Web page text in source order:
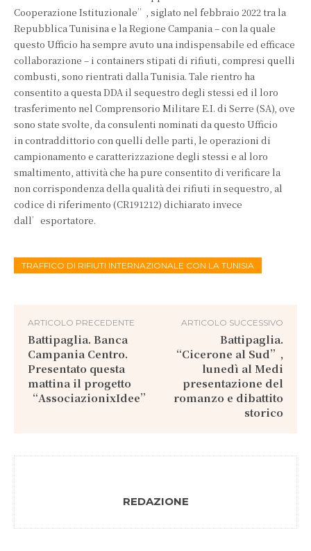
Cooperazione Istituzionale”, siglato nel febbraio 2022 tra la
Repubblica Tunisina e la Regione Campania – con la quale
questo Ufficio ha sempre avuto una indispensabile ed efficace
collaborazione – i containers stipati di rifiuti, compresi quelli
combusti, sono rientrati dalla Tunisia. Tale rientro ha
consentito a questa DDA il sequestro degli stessi ed il loro
trasferimento nel Comprensorio Militare E.I. di Serre (SA), ove
sono state svolte, da consulenti nominati da questo Ufficio
in contraddittorio con quelli delle parti, le operazioni di
campionamento e caratterizzazione degli stessi e al loro
smaltimento, attività che ha pure consentito di verificare la
non corrispondenza della qualità dei rifiuti in sequestro, al
codice di riferimento (CR191212) dichiarato invece
dall’esportatore.
TRAFFICO DI RIFIUTI INTERNAZIONALE CON LA TUNISIA
ARTICOLO PRECEDENTE
Battipaglia. Banca
Campania Centro.
Presentato questa
mattina il progetto
“AssociazionixIdee”
ARTICOLO SUCCESSIVO
Battipaglia.
“Cicerone al Sud”,
lunedì al Medi
presentazione del
romanzo e dibattito
storico
REDAZIONE